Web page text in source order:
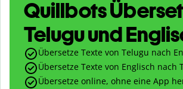
Quillbots
Telugu und
Übersetze Texte von Telugu nach
Übersetze Texte von Englisch nach
Übersetze online, ohne eine App